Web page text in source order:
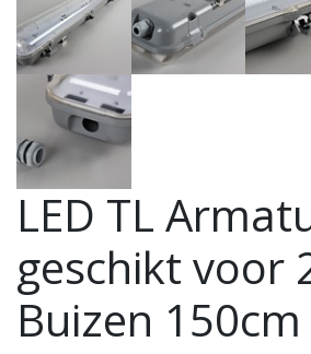
LED TL
geschikt voor
Buizen 150cm